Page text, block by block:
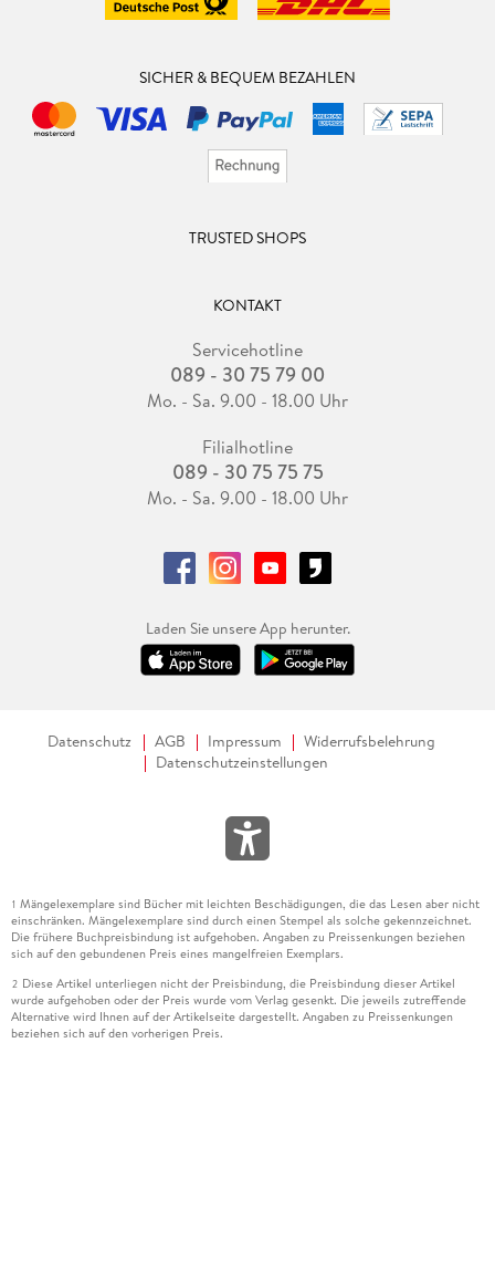
SICHER & BEQUEM BEZAHLEN
TRUSTED SHOPS
KONTAKT
Servicehotline
089 - 30 75 79 00
Mo. - Sa. 9.00 - 18.00 Uhr
Filialhotline
089 - 30 75 75 75
Mo. - Sa. 9.00 - 18.00 Uhr
Laden Sie unsere App herunter.
Datenschutz AGB Impressum
Widerrufsbelehrung
Datenschutzeinstellungen
1 Mängelexemplare sind Bücher mit leichten Beschädigungen, die das Lesen aber nicht
einschränken. Mängelexemplare sind durch einen Stempel als solche gekennzeichnet.
Die frühere Buchpreisbindung ist aufgehoben. Angaben zu Preissenkungen beziehen
sich auf den gebundenen Preis eines mangelfreien Exemplars.
2 Diese Artikel unterliegen nicht der Preisbindung, die Preisbindung dieser Artikel
wurde aufgehoben oder der Preis wurde vom Verlag gesenkt. Die jeweils zutreffende
Alternative wird Ihnen auf der Artikelseite dargestellt. Angaben zu Preissenkungen
beziehen sich auf den vorherigen Preis.